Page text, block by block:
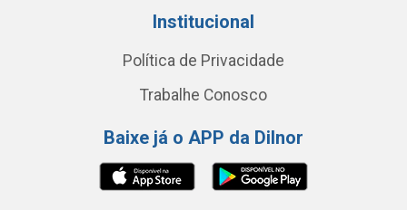
Institucional
Política de Privacidade
Trabalhe Conosco
Baixe já o APP da Dilnor